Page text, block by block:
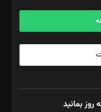
روز بمانید